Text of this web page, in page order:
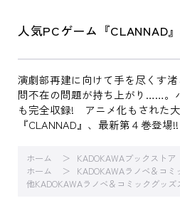
人気PCゲーム『CLANNAD
演劇部再建に向けて手を尽くす
問不在の問題が持ち上がり……。
も完全収録! アニメ化もされた
『CLANNAD』、最新第４巻登場!!
ホーム KADOKAWAブックストア
ホーム
KADOKAWAラノベ＆コミ
他KADOKAWAラノベ＆コミックグッズ